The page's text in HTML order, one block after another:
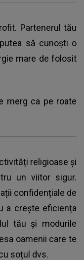
Partenerul tău
să cunoști o
mare de folosit
merg ca pe roate
religioase și
un viitor sigur.
confidențiale de
a crește eficiența
tău și modurile
oamenii care te
soțul dvs.